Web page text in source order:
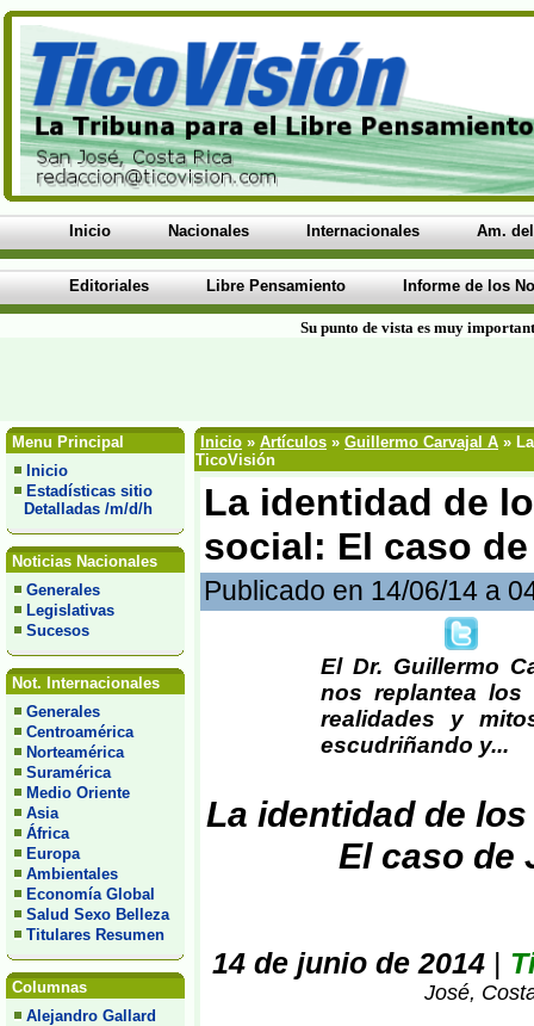
Inicio Nacionales Internacionales Am.
Editoriales Libre Pensamiento Informe de los
Su punto de vista es muy
Menu Principal
Inicio
Estadísticas sitio
Detalladas /m/d/h
Noticias Nacionales
Generales
Legislativas
Sucesos
Not. Internacionales
Generales
Centroamérica
Norteamérica
Suramérica
Medio Oriente
Asia
África
Europa
Ambientales
Economía Global
Salud Sexo Belleza
Titulares Resumen
Columnas
Alejandro Gallard
Inicio » Artículos » Guillermo Carvajal A »
TicoVisión
La identidad de
social: El caso
Publicado en 14/06/14 a
El Dr. Guillermo
nos replantea los
realidades y
escudriñando y...
La identidad de
El caso de
14 de junio de 2014|
José,